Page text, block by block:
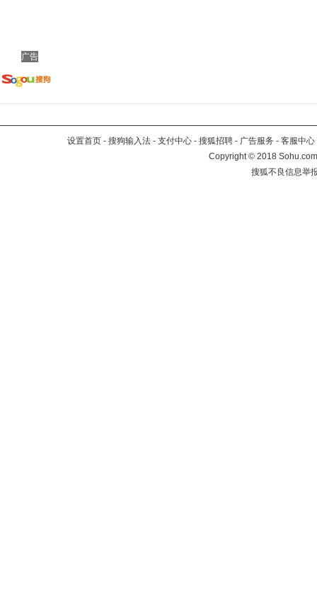
广告
设置首页 - 搜狗输入法 - 支付中心 - 搜狐招聘 - 广告服务 - 客服中心
Copyright©2018
搜狐不良信息举